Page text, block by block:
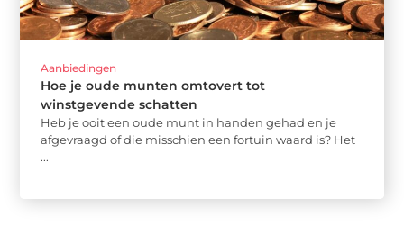
Aanbiedingen
Hoe je oude munten omtovert tot
winstgevende schatten
Heb je ooit een oude munt in handen gehad en je
afgevraagd of die misschien een fortuin waard is? Het
...